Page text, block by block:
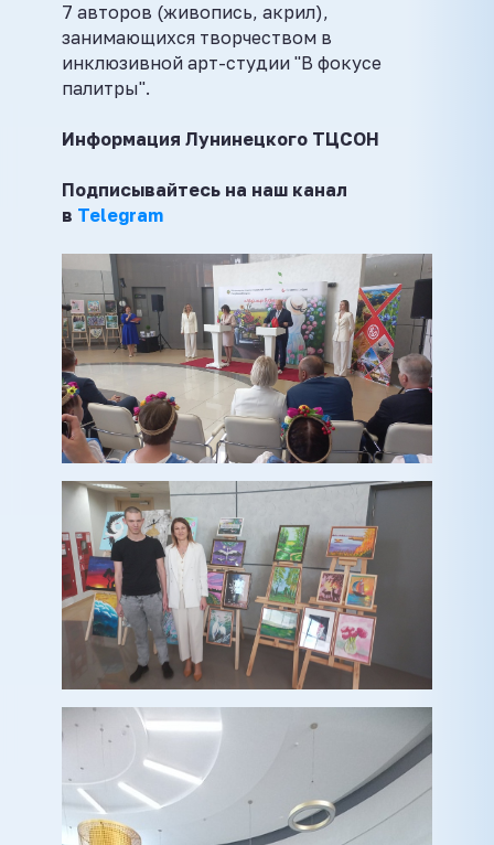
7 авторов (живопись, акрил),
занимающихся творчеством в
инклюзивной арт-студии "В фокусе
палитры".
Информация Лунинецкого ТЦСОН
Подписывайтесь на наш канал
в Telegram